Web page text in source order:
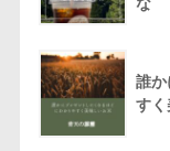
な
誰か
すく